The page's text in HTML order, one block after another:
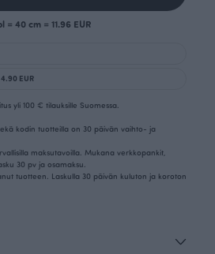
= 40 cm = 11.96 EUR
EUR
yli 100 € tilauksille Suomessa.
kodin tuotteilla on 30 päivän vaihto- ja
maksutavoilla. Mukana verkkopankit,
30 pv ja osamaksu.
tuotteen. Laskulla 30 päivän kuluton ja koroton